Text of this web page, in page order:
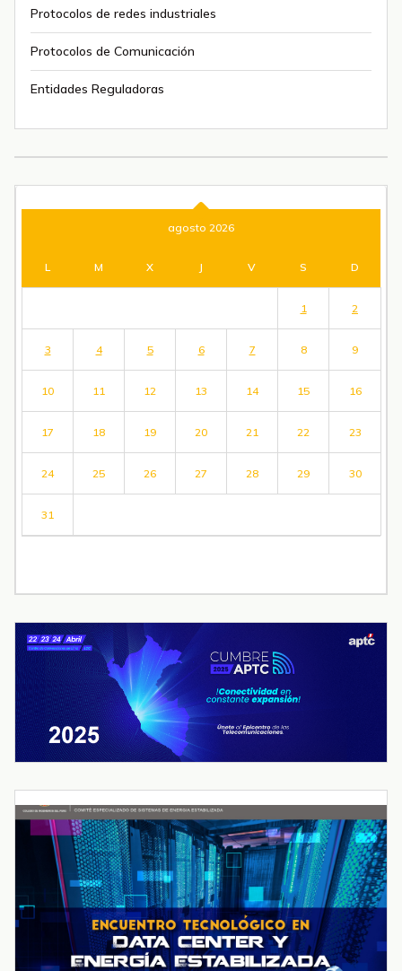
Protocolos de redes industriales
Protocolos de Comunicación
Entidades Reguladoras
agosto 2026
L M X J V S D
1 2
3 4 5 6 7 8 9
10 11 12 13 14 15 16
17 18 19 20 21 22 23
24 25 26 27 28 29 30
31